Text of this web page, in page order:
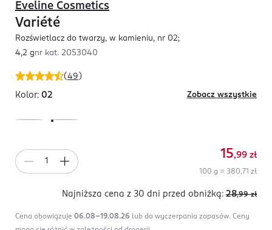
(49 )
Eveline Cosmetics
Variété
Rozświetlacz do twarzy, w kamieniu, nr 02;
4,2 gnr kat. 2053040
Kolor: 02 Zobacz wszystkie
15,99 zł
100 g = 380,71 zł
Najniższa cena z 30 dni przed obniżką: 28,99 zł
Cena obowiązuje 06.08-19.08.26 lub do wyczerpania zapasów. Ceny